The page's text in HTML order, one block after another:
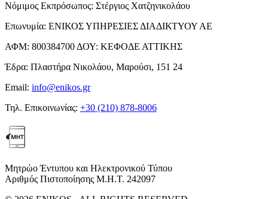
Νόμιμος Εκπρόσωπος: Στέργιος Χατζηνικολάου
Επωνυμία: ΕΝΙΚΟΣ ΥΠΗΡΕΣΙΕΣ ΔΙΑΔΙΚΤΥΟΥ ΑΕ
ΑΦΜ: 800384700ΔΟΥ: ΚΕΦΟΔΕ ΑΤΤΙΚΗΣ
Έδρα: Πλαστήρα Νικολάου, Μαρούσι, 151 24
Email: info@enikos.gr
Τηλ. Επικοινωνίας: +30 (210) 878-8006
Μητρώο Έντυπου και Ηλεκτρονικού Τύπου
Αριθμός Πιστοποίησης Μ.Η.Τ. 242097